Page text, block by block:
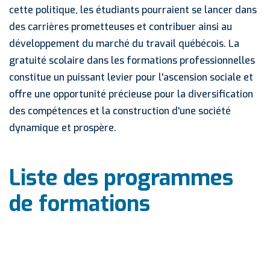
cette politique, les étudiants pourraient se lancer dans
des carrières prometteuses et contribuer ainsi au
développement du marché du travail québécois. La
gratuité scolaire dans les formations professionnelles
constitue un puissant levier pour l'ascension sociale et
offre une opportunité précieuse pour la diversification
des compétences et la construction d'une société
dynamique et prospère.
Liste des programmes
de formations